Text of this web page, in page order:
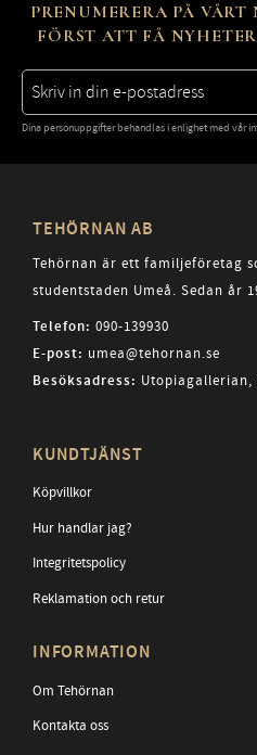
PRENUMERERA PÅ
FÖRST ATT FÅ
Dina personuppgifter behandlas i enlighet med vår
TEHÖRNAN AB
Tehörnan är ett familjeföretag
studentstaden Umeå. Sedan år
Telefon: 090-139930
E-post: umea@tehornan.se
Besöksadress: Utopiagallerian,
KUNDTJÄNST
Köpvillkor
Hur handlar jag?
Integritetspolicy
Reklamation och retur
INFORMATION
Om Tehörnan
Kontakta oss